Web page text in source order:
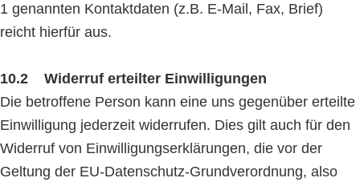
1 genannten Kontaktdaten (z.B. E-Mail, Fax, Brief)
reicht hierfür aus.
10.2 Widerruf erteilter Einwilligungen
Die betroffene Person kann eine uns gegenüber erteilte
Einwilligung jederzeit widerrufen. Dies gilt auch für den
Widerruf von Einwilligungserklärungen, die vor der
Geltung der EU-Datenschutz-Grundverordnung, also